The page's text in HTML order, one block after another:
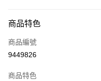
信用卡一次付款
LINE Pay
商品特色
商品編號
9449826
商品特色